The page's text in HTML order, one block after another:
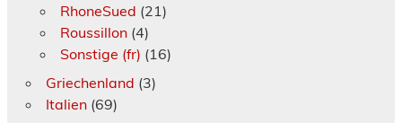
RhoneSued (21)
Roussillon(4)
Sonstige (fr) (16)
Griechenland (3)
Italien(69)